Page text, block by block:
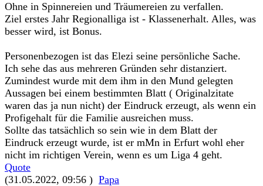
Ohne in Spinnereien und Träumereien zu verfallen.
Ziel erstes Jahr Regionalliga ist - Klassenerhalt. Alles, was
besser wird, ist Bonus.
Personenbezogen ist das Elezi seine persönliche Sache.
Ich sehe das aus mehreren Gründen sehr distanziert.
Zumindest wurde mit dem ihm in den Mund gelegten
Aussagen bei einem bestimmten Blatt ( Originalzitate
waren das ja nun nicht) der Eindruck erzeugt, als wenn ein
Profigehalt für die Familie ausreichen muss.
Sollte das tatsächlich so sein wie in dem Blatt der
Eindruck erzeugt wurde, ist er mMn in Erfurt wohl eher
nicht im richtigen Verein, wenn es um Liga 4 geht.
Quote
(31.05.2022, 09:56 ) Papa